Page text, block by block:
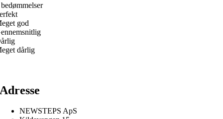
god
dårlig
Adresse
NEWSTEPS ApS